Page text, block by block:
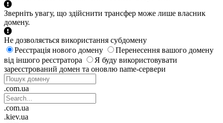
Зверніть увагу, що здійснити трансфер може лише власник
домену.
Не дозволяється використання субдомену
Реєстрація нового домену
Перенесення вашого домену
від іншого реєстратора
Я буду використовувати
зареєстрований домен та оновлю name-сервери
.com.ua
.com.ua
.kiev.ua